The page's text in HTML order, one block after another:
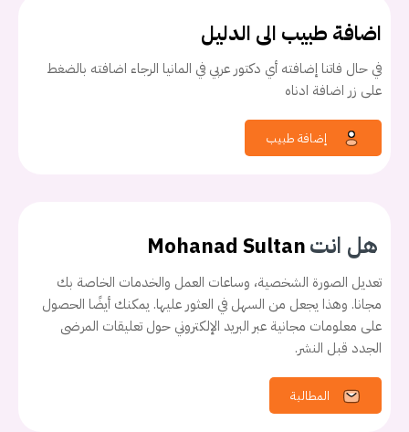
اضافة طبيب الى الدليل
في حال فاتنا إضافته أي دكتور عربي في المانيا الرجاء اضافته بالضغط
على زر اضافة ادناه
هل انتMohanad Sultan
تعديل الصورة الشخصية، وساعات العمل والخدمات الخاصة بك
مجانا. وهذا يجعل من السهل في العثور عليها. يمكنك أيضًا الحصول
على معلومات مجانية عبر البريد الإلكتروني حول تعليقات المرضى
الجدد قبل النشر.
المطالبة